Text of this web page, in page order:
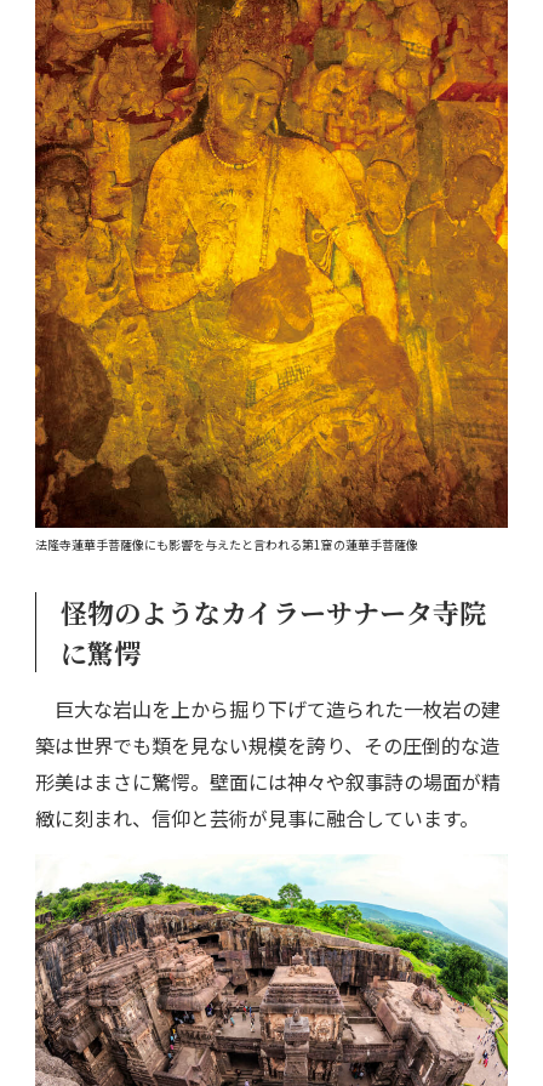
法隆寺蓮華手菩薩像にも影響を与えたと言われる第1窟の蓮華手菩薩像
怪物のようなカイラーサナータ寺院
に驚愕
巨大な岩山を上から掘り下げて造られた一枚岩の建
築は世界でも類を見ない規模を誇り、その圧倒的な造
形美はまさに驚愕。壁面には神々や叙事詩の場面が精
緻に刻まれ、信仰と芸術が見事に融合しています。